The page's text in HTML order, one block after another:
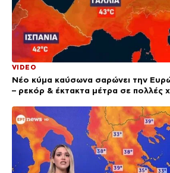
VIDEO
Νέο κύμα καύσωνα σαρώνει την
– ρεκόρ & έκτακτα μέτρα σε πολλές